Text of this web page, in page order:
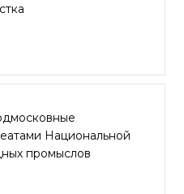
Национальной
промыслов